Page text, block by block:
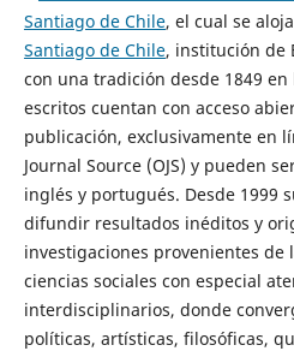
Santiago de Chile, el cual se
Santiago de Chile, institución de
con una tradición desde 1849 en
escritos cuentan con acceso
publicación, exclusivamente en
Journal Source (OJS) y pueden
inglés y portugués. Desde 1999
difundir resultados inéditos y
investigaciones provenientes de
ciencias sociales con especial
interdisciplinarios, donde
políticas, artísticas, filosóficas,